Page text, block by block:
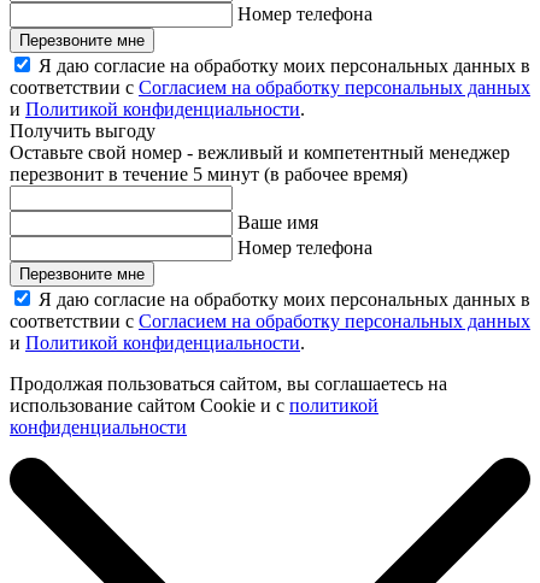
Номер телефона
Перезвоните мне
Я даю согласие на обработку моих персональных данных в
соответствии с Согласием на обработку персональных данных
и Политикой конфиденциальности.
Получить выгоду
Оставьте свой номер - вежливый и компетентный менеджер
перезвонит в течение 5 минут (в рабочее время)
Ваше имя
Номер телефона
Перезвоните мне
Я даю согласие на обработку моих персональных данных в
соответствии с Согласием на обработку персональных данных
и Политикой конфиденциальности.
Продолжая пользоваться сайтом, вы соглашаетесь на
использование сайтом Cookie и с политикой
конфиденциальности